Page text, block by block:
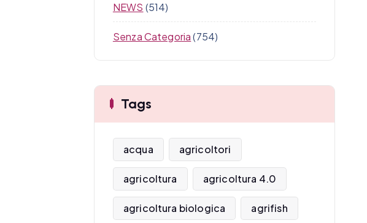
NEWS (514)
Senza Categoria(754)
Tags
acqua agricoltori
agricoltura agricoltura 4.0
agricoltura biologica agrifish